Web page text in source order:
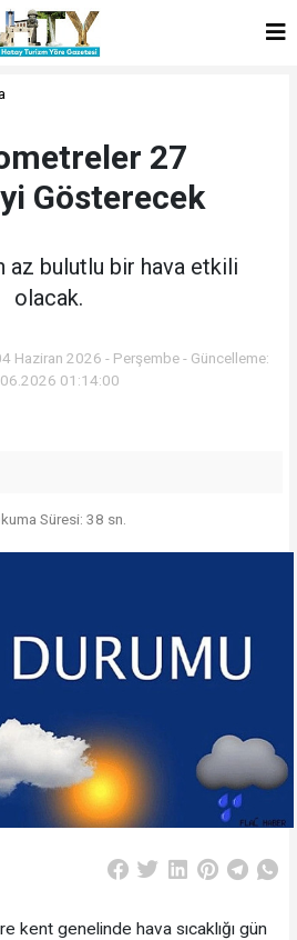
27
Gösterecek
az bulutlu bir hava etkili
olacak.
Haziran 2026 - Perşembe - Güncelleme:
01:14:00
Süresi: 38 sn.
kent genelinde hava sıcaklığı gün